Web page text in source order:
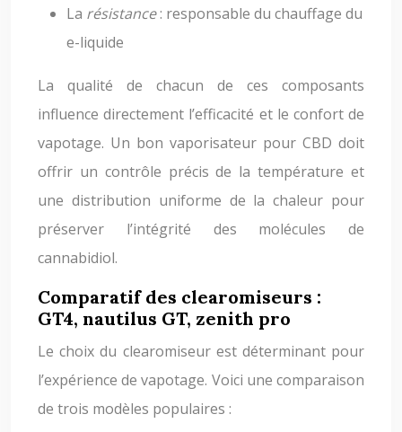
La résistance: responsable du chauffage du
e-liquide
La qualité de chacun de ces composants
influence directement l’efficacité et le confort de
vapotage. Un bon vaporisateur pour CBD doit
offrir un contrôle précis de la température et
une distribution uniforme de la chaleur pour
préserver l’intégrité des molécules de
cannabidiol.
Comparatif des clearomiseurs :
GT4, nautilus GT, zenith pro
Le choix du clearomiseur est déterminant pour
l’expérience de vapotage. Voici une comparaison
de trois modèles populaires :